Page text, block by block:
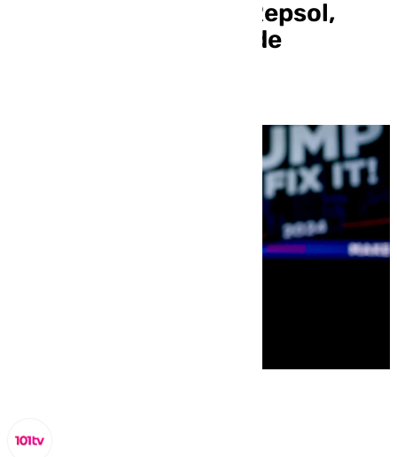
petroleras, incluida Repsol,
para exportar crudo de